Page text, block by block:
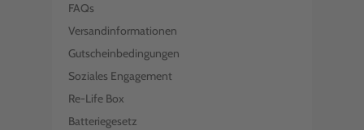
FAQs
Versandinformationen
Gutscheinbedingungen
Soziales Engagement
Re-Life Box
Batteriegesetz